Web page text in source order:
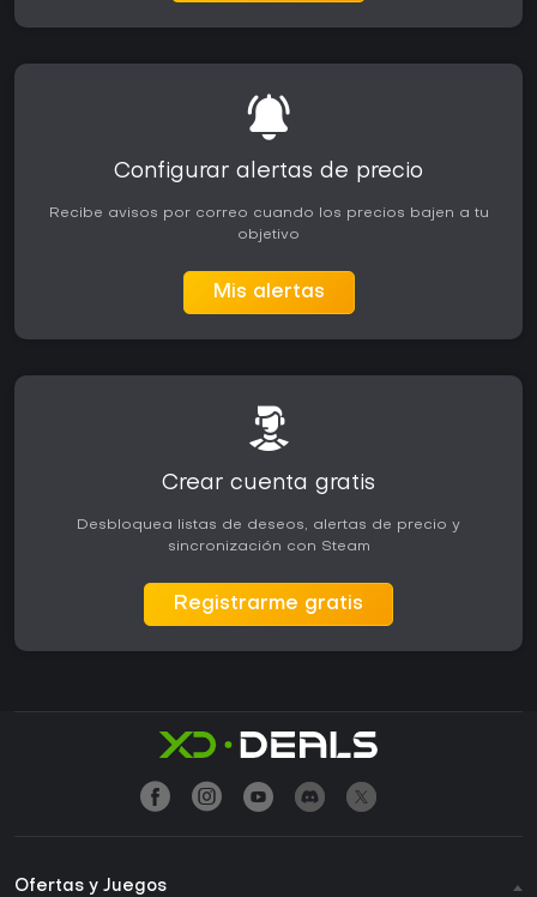
Configurar alertas de precio
Recibe avisos por correo cuando los precios bajen a tu
objetivo
Mis alertas
Crear cuenta gratis
Desbloquea listas de deseos, alertas de precio y
sincronización con Steam
Registrarme gratis
Ofertas y Juegos